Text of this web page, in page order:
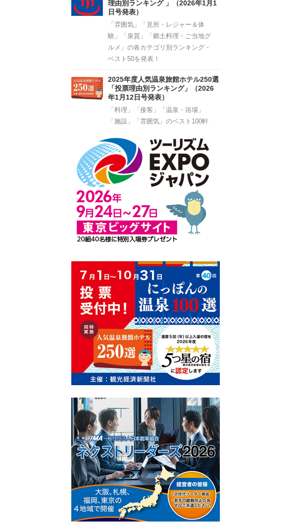
理由別ランキング 」（2026年1月1
日号発表）
「雰囲気」「見所・レジャー＆体
験」「泉質」「郷土料理・ご当地グ
ルメ」の各カテゴリ別ランキング・
ベスト50を発表！
2025年度人気温泉旅館ホテル250選
「投票理由別ランキング」（2026
年1月12日号発表）
「料理」「接客」「温泉・浴場」
「施設」「雰囲気」のベスト100軒